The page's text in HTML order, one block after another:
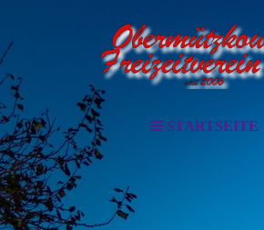
STARTSEITE